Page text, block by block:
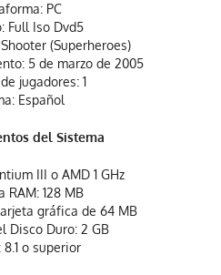
PC
Full Iso Dvd5
(Superheroes)
5 de marzo de 2005
jugadores: 1
Español
del Sistema
III o AMD 1 GHz
RAM: 128 MB
gráfica de 64 MB
Disco Duro: 2 GB
8.1 o superior